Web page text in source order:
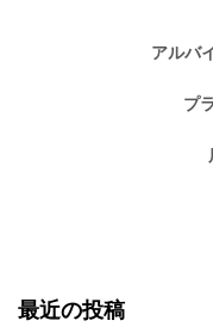
アルバ
プ
最近の投稿